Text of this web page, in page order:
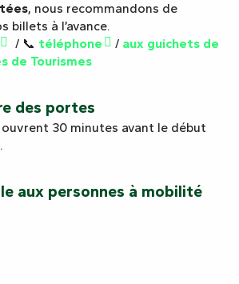
, nous recommandons de
billets à l’avance.
/ 📞 téléphone / aux guichets de
de Tourismes
des portes
30 minutes avant le début
aux personnes à mobilité